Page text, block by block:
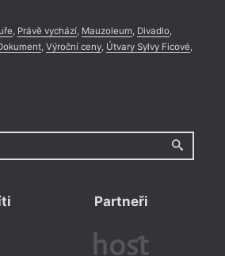
, Právě vychází, Mauzoleum, Divadlo,
, Výroční ceny, Útvary Sylvy Ficové,
Partneři